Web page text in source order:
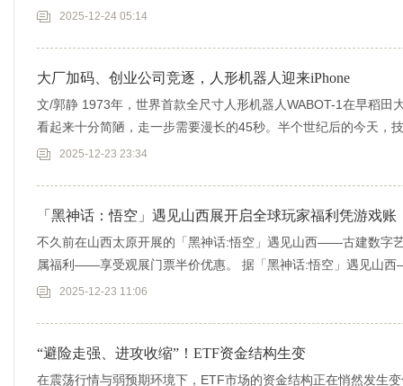
纽。2025-12-24 05:14
大厂加码、创业公司竞逐，人形机器人迎来iPhone
文/郭静 1973年，世界首款全尺寸人形机器人WABOT-1在早稻田
看起来十分简陋，走一步需要漫长的45秒。半个世纪后的今天，
2025-12-23 23:34
「黑神话：悟空」遇见山西展开启全球玩家福利凭游戏账
不久前在山西太原开展的「黑神话:悟空」遇见山西——古建数字
属福利——享受观展门票半价优惠。 据「黑神话:悟空」遇见山
2025-12-23 11:06
“避险走强、进攻收缩”！ETF资金结构生变
在震荡行情与弱预期环境下，ETF市场的资金结构正在悄然发生